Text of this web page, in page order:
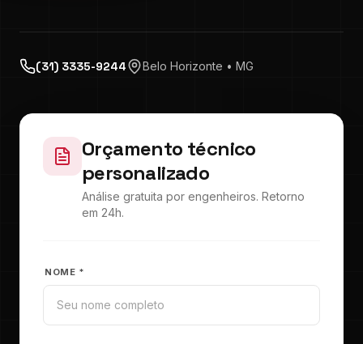
(31) 3335-9244 Belo Horizonte • MG
Orçamento técnico
personalizado
Análise gratuita por engenheiros. Retorno
em 24h.
NOME *